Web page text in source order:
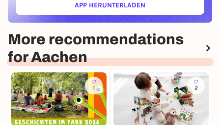
APP HERUNTERLADEN(ÖFFNET IN NEUEM TAB)
More recommendations
for Aachen
1 2